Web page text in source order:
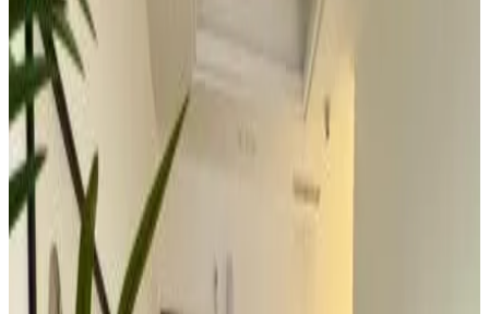
8.8
Ver reseñas